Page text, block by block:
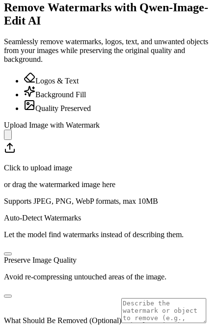
Remove Watermarks with Qwen-Image-
Edit AI
Seamlessly remove watermarks, logos, text, and unwanted objects
from your images while preserving the original quality and
background.
Logos & Text
Background Fill
Quality Preserved
Upload Image with Watermark
Click to upload image
or drag the watermarked image here
Supports JPEG, PNG, WebP formats, max 10MB
Auto-Detect Watermarks
Let the model find watermarks instead of describing them.
Preserve Image Quality
Avoid re-compressing untouched areas of the image.
What Should Be Removed (Optional)